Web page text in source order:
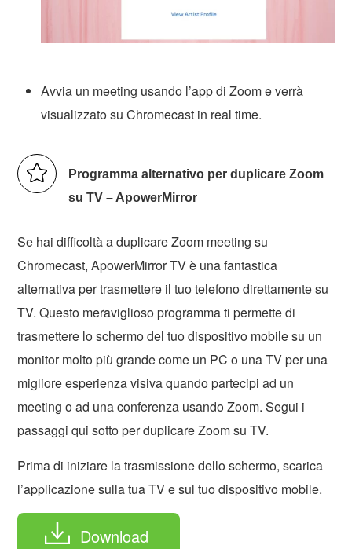
Avvia un meeting usando l’app di Zoom e verrà
visualizzato su Chromecast in real time.
Programma alternativo per duplicare Zoom
su TV – ApowerMirror
Se hai difficoltà a duplicare Zoom meeting su
Chromecast, ApowerMirror TV è una fantastica
alternativa per trasmettere il tuo telefono direttamente su
TV. Questo meraviglioso programma ti permette di
trasmettere lo schermo del tuo dispositivo mobile su un
monitor molto più grande come un PC o una TV per una
migliore esperienza visiva quando partecipi ad un
meeting o ad una conferenza usando Zoom. Segui i
passaggi qui sotto per duplicare Zoom su TV.
Prima di iniziare la trasmissione dello schermo, scarica
l’applicazione sulla tua TV e sul tuo dispositivo mobile.
Download